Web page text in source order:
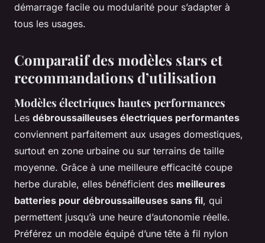
démarrage facile ou modularité pour s’adapter à
tous les usages.
Comparatif des modèles stars et
recommandations d’utilisation
Modèles électriques hautes performances
Les débroussailleuses électriques performantes
conviennent parfaitement aux usages domestiques,
surtout en zone urbaine ou sur terrains de taille
moyenne. Grâce à une meilleure efficacité coupe
herbe durable, elles bénéficient des meilleures
batteries pour débroussailleuses sans fil, qui
permettent jusqu’à une heure d’autonomie réelle.
Préférez un modèle équipé d’une tête à fil nylon